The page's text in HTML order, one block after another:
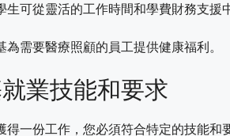
生可從靈活的工作時間和學費財務支援
為需要醫療照顧的員工提供健康福利。
業技能和要求
得一份工作，您必須符合特定的技能和